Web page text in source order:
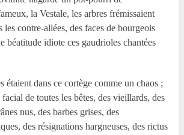
la Vestale, les arbres frémissaient
les contre-allées, des faces de bourgeois
béatitude idiote ces gaudrioles chantées
étaient dans ce cortège comme un chaos ;
de toutes les bêtes, des vieillards, des
nus, des barbes grises, des
des résignations hargneuses, des rictus